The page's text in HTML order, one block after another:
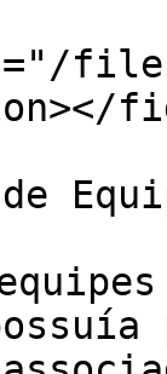
files/